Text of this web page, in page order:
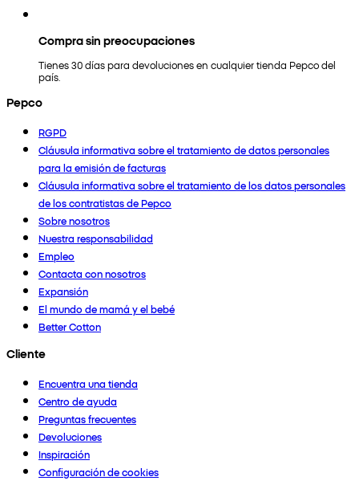
Compra sin preocupaciones
Tienes 30 días para devoluciones en cualquier tienda Pepco del
país.
Pepco
RGPD
Cláusula informativa sobre el tratamiento de datos personales
para la emisión de facturas
Cláusula informativa sobre el tratamiento de los datos personales
de los contratistas de Pepco
Sobre nosotros
Nuestra responsabilidad
Empleo
Contacta con nosotros
Expansión
El mundo de mamá y el bebé
Better Cotton
Cliente
Encuentra una tienda
Centro de ayuda
Preguntas frecuentes
Devoluciones
Inspiración
Configuración de cookies